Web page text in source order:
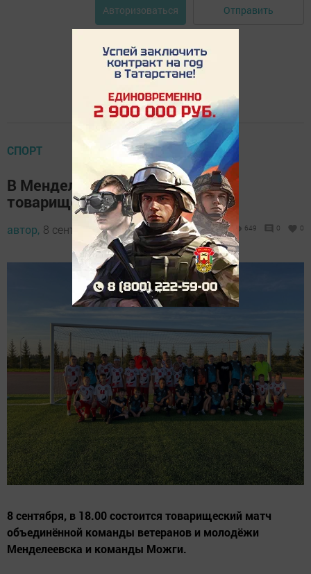
Авторизоваться Отправить
СПОРТ
В Менделеевске состоится
товарищеский матч по футболу
автор, 8 сентября 2024 - 09:28 649 0 0
8 сентября, в 18.00 состоится товарищеский матч
объединённой команды ветеранов и молодёжи
Менделеевска и команды Можги.